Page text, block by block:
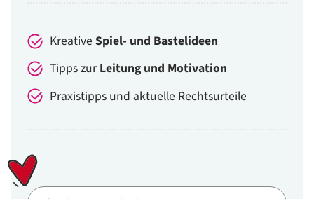
Kreative Spiel- und Bastelideen
Tipps zur Leitung und Motivation
Praxistipps und aktuelle Rechtsurteile